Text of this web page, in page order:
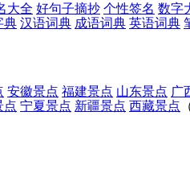
大全 好句子摘抄 个性签名 数字
典 汉语词典 成语词典 英语词典
安徽景点 福建景点 山东景点 广
点 宁夏景点 新疆景点 西藏景点